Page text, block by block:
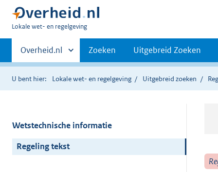
U
hier:
Lokale wet- en regelgeving
Primaire
navigatie
Andere
sites
binnen
Overheid.nl Zoeken Uitgebreid Zoeken
U bent hier: Lokale wet- en regelgeving Uitgebreid zoeken
Wetstechnische informatie
Regeling tekst